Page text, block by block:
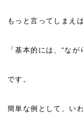
もっと言ってしまえば
「基本的には、“なが
です。
簡単な例として、い